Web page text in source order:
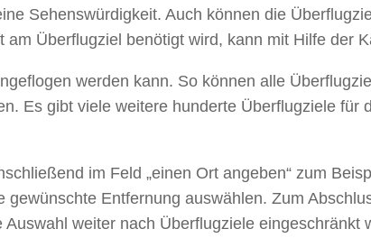
Sehenswürdigkeit. Auch können die
Überflugziel benötigt wird, kann mit Hilfe der
werden kann. So können alle
Es gibt viele weitere hunderte Überflugziele
im Feld „einen Ort angeben“ zum
Entfernung auswählen. Zum
weiter nach Überflugziele